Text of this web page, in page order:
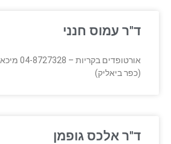
ד"ר עמוס חנני
(כפר ביאליק)
ד"ר אלכס גופמן